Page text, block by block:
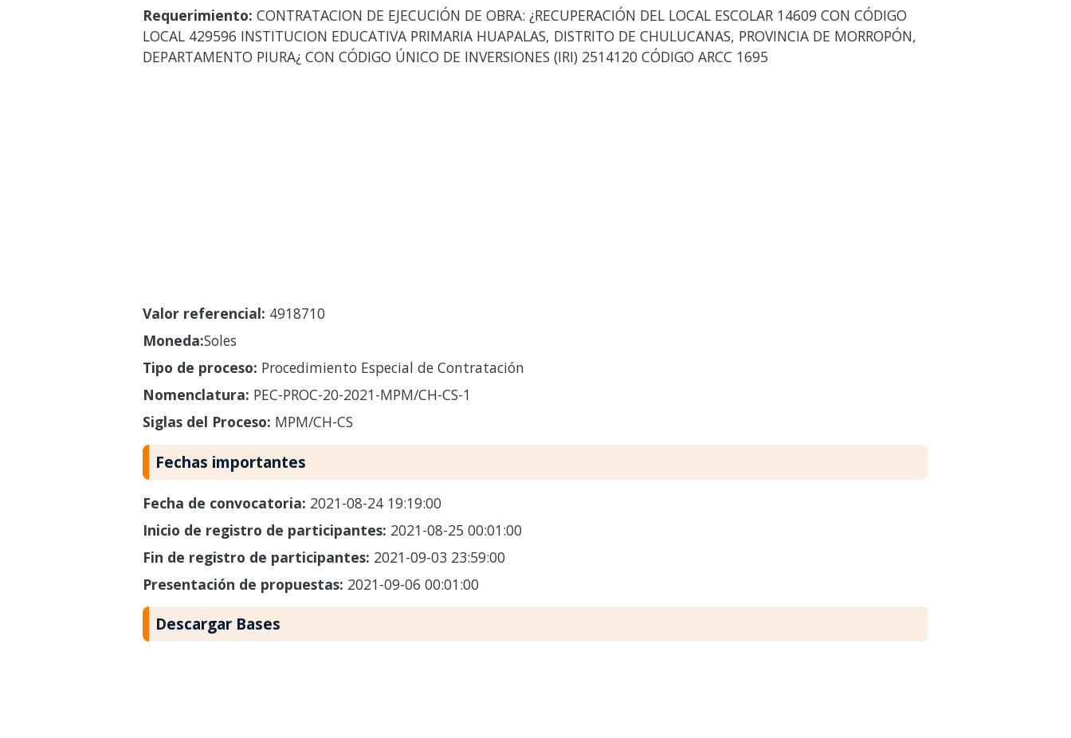
Requerimiento: CONTRATACION DE EJECUCIÓN DE OBRA: ¿RECUPERACIÓN DEL LOCAL ESCOLAR 14609 CON CÓDIGO
LOCAL 429596 INSTITUCION EDUCATIVA PRIMARIA HUAPALAS, DISTRITO DE CHULUCANAS, PROVINCIA DE MORROPÓN,
DEPARTAMENTO PIURA¿ CON CÓDIGO ÚNICO DE INVERSIONES (IRI) 2514120 CÓDIGO ARCC 1695
Valor referencial: 4918710
Moneda:Soles
Tipo de proceso: Procedimiento Especial de Contratación
Nomenclatura: PEC-PROC-20-2021-MPM/CH-CS-1
Siglas del Proceso: MPM/CH-CS
Fechas importantes
Fecha de convocatoria: 2021-08-24 19:19:00
Inicio de registro de participantes: 2021-08-25 00:01:00
Fin de registro de participantes: 2021-09-03 23:59:00
Presentación de propuestas: 2021-09-06 00:01:00
Descargar Bases